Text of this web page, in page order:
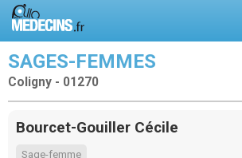
SAGES-FEMMES
Coligny - 01270
Bourcet-Gouiller Cécile
Sage-femme